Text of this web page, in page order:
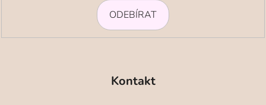
ODEBÍRAT
Kontakt